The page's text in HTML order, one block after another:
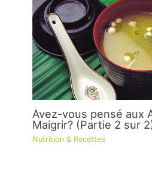
Avez-vous pensé aux
Maigrir? (Partie 2 sur
Nutrition & Recettes